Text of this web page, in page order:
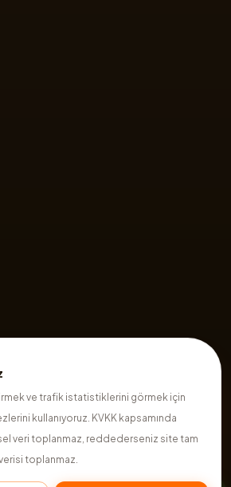
ve trafik istatistiklerini görmek için
kullanıyoruz. KVKK kapsamında
veri toplanmaz, reddederseniz site tam
toplanmaz.
hakları saklıdır.